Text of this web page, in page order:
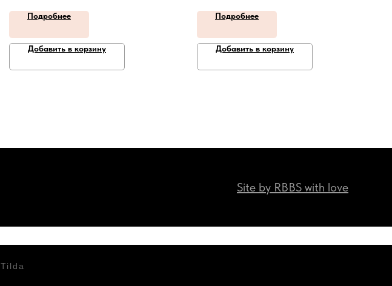
Подробнее
Добавить в корзину
Подробнее
Добавить в корзину
Site by RBBS with love
Tilda